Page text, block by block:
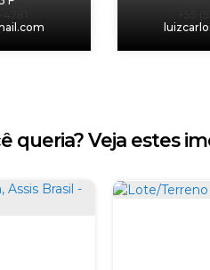
queria? Veja estes